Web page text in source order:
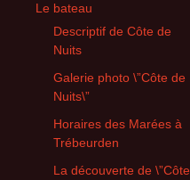
Le bateau
Descriptif de Côte de
Nuits
Galerie photo \”Côte de
Nuits\”
Horaires des Marées à
Trébeurden
La découverte de \”Côte